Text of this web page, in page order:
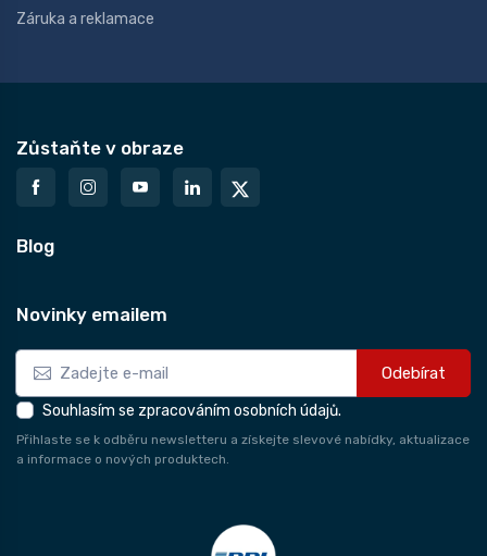
Záruka a reklamace
Zůstaňte v obraze
Blog
Novinky emailem
Odebírat
Souhlasím se zpracováním osobních údajů.
Přihlaste se k odběru newsletteru a získejte slevové nabídky, aktualizace
a informace o nových produktech.